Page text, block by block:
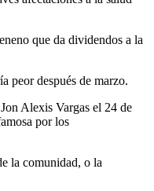
que da dividendos a la
peor después de marzo.
Alexis Vargas el 24 de
por los
la comunidad, o la